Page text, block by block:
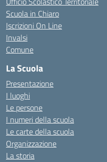
Scuola in Chiaro
Iscrizioni On Line
Invalsi
Comune
La Scuola
Presentazione
I luoghi
Le persone
I numeri della scuola
Le carte della scuola
Organizzazione
La storia